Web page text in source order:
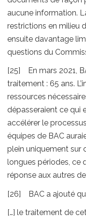
aucune information.
restrictions en milieu
ensuite davantage
questions du
[25] En mars 2021,
traitement : 65 ans.
ressources
dépasseraient ce qui
accélérer le
équipes de BAC
plein uniquement sur
longues périodes, ce
réponse aux autres
[26] BAC a ajouté
[…] le traitement de